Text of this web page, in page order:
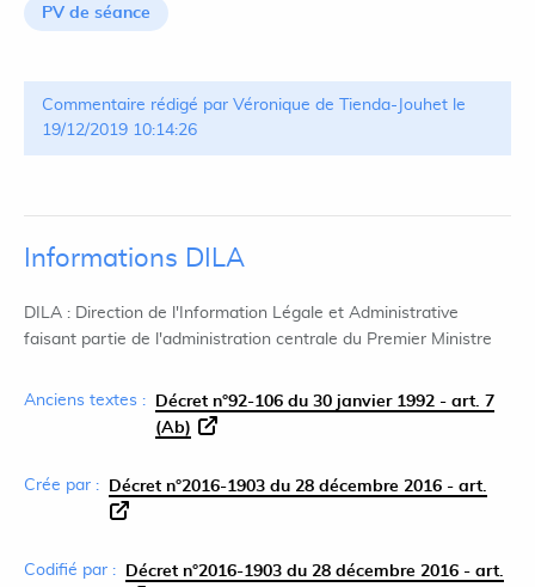
PV de séance
Commentaire rédigé par Véronique de Tienda-Jouhet le
19/12/2019 10:14:26
Informations DILA
DILA : Direction de l'Information Légale et Administrative
faisant partie de l'administration centrale du Premier Ministre
Anciens textes :
Décret n°92-106 du 30 janvier 1992 - art. 7
(Ab)
Crée par : Décret n°2016-1903 du 28 décembre 2016 - art.
Codifié par : Décret n°2016-1903 du 28 décembre 2016 - art.